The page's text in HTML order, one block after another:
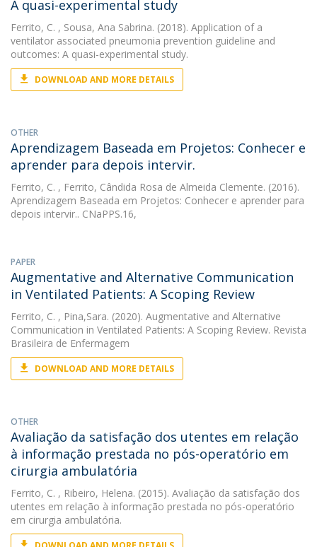
A quasi-experimental study
Ferrito, C. , Sousa, Ana Sabrina. (2018). Application of a
ventilator associated pneumonia prevention guideline and
outcomes: A quasi-experimental study.
DOWNLOAD AND MORE DETAILS
OTHER
Aprendizagem Baseada em Projetos: Conhecer e
aprender para depois intervir.
Ferrito, C. , Ferrito, Cândida Rosa de Almeida Clemente. (2016).
Aprendizagem Baseada em Projetos: Conhecer e aprender para
depois intervir.. CNaPPS.16,
PAPER
Augmentative and Alternative Communication
in Ventilated Patients: A Scoping Review
Ferrito, C. , Pina,Sara. (2020). Augmentative and Alternative
Communication in Ventilated Patients: A Scoping Review. Revista
Brasileira de Enfermagem
DOWNLOAD AND MORE DETAILS
OTHER
Avaliação da satisfação dos utentes em relação
à informação prestada no pós-operatório em
cirurgia ambulatória
Ferrito, C. , Ribeiro, Helena. (2015). Avaliação da satisfação dos
utentes em relação à informação prestada no pós-operatório
em cirurgia ambulatória.